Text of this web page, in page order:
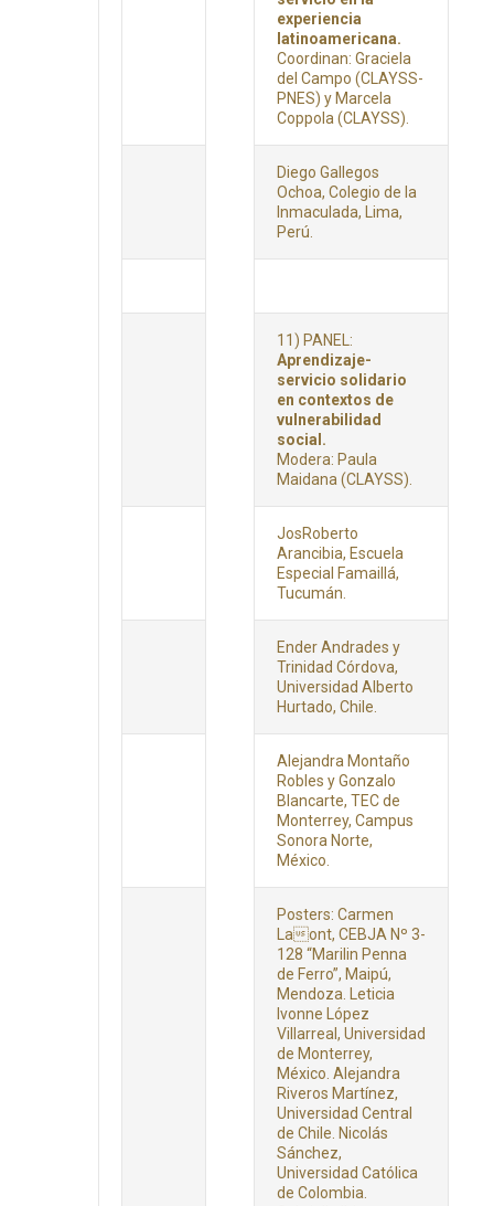
experiencia
latinoamericana.
Coordinan: Graciela
del Campo (CLAYSS-
PNES) y Marcela
Coppola (CLAYSS).
Diego Gallegos
Ochoa, Colegio de la
Inmaculada, Lima,
Perú.
11) PANEL:
Aprendizaje-
servicio solidario
en contextos de
vulnerabilidad
social.
Modera: Paula
Maidana (CLAYSS).
JosRoberto
Arancibia, Escuela
Especial Famaillá,
Tucumán.
Ender Andrades y
Trinidad Córdova,
Universidad Alberto
Hurtado, Chile.
Alejandra Montaño
Robles y Gonzalo
Blancarte, TEC de
Monterrey, Campus
Sonora Norte,
México.
Posters: Carmen
Laont, CEBJA Nº 3-
128 “Marilin Penna
de Ferro”, Maipú,
Mendoza. Leticia
Ivonne López
Villarreal, Universidad
de Monterrey,
México. Alejandra
Riveros Martínez,
Universidad Central
de Chile. Nicolás
Sánchez,
Universidad Católica
de Colombia.